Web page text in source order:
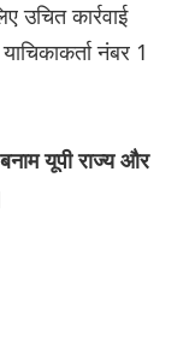
कार्रवाई
नंबर 1
यूपी राज्य और